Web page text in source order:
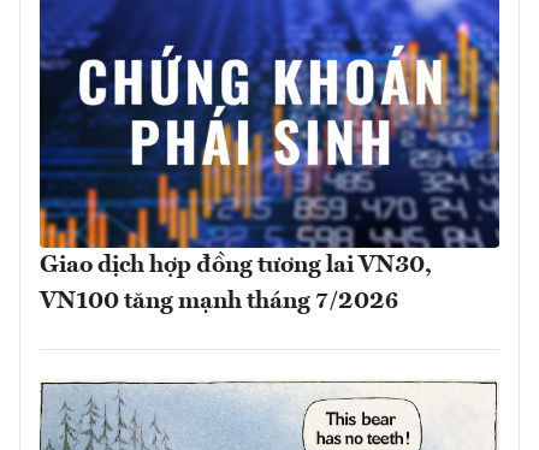
Giao dịch hợp đồng tương lai VN30,
VN100 tăng mạnh tháng 7/2026